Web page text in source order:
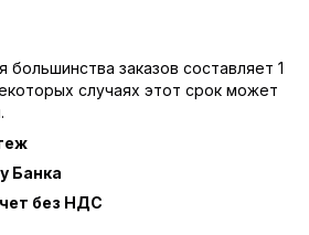
большинства заказов составляет 1
случаях этот срок может
Банка
без НДС